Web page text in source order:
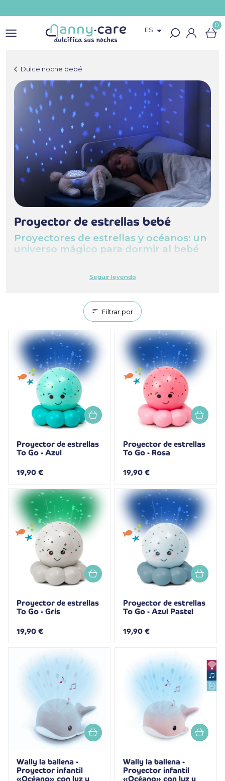
ES  0
Dulce noche bebé
Proyector de estrellas bebé
Proyectores de estrellas y océanos: un
universo mágico para dormir al bebé
transforman cualquier habitación en un cielo
mágico lleno de estrellas, constelaciones y peces. Con
un ritual tranquilizador.
Twilight Buddies™ proyectan constelaciones reales y
losTranquil Familysumergen al bebé en un océano de
suavidad con olas luminosas y sonidos marinos. Cada
proyector está diseñado para
ahuyentar el miedo a la
oscuridad, favorecer el sueño y hacer que las noches
sean más dulces. Con los proyectores Nanny Care, el
bebé se duerme rodeado de luz y magia.
Filtrar por
Proyector de estrellas
To Go - Azul
19,90 €
Proyector de estrellas
To Go - Rosa
19,90 €
Proyector de estrellas
To Go - Gris
19,90 €
Proyector de estrellas
To Go - Azul Pastel
19,90 €
Wally la ballena -
Proyector infantil
«Océano» con luz y
Wally la ballena -
Proyector infantil
«Océano» con luz y